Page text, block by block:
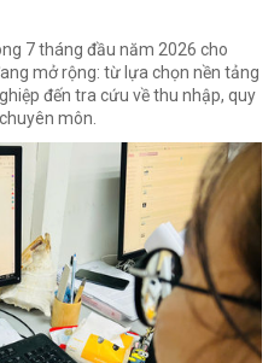
7 tháng đầu năm 2026 cho
mở rộng: từ lựa chọn nền tảng
đến tra cứu về thu nhập, quy
môn.